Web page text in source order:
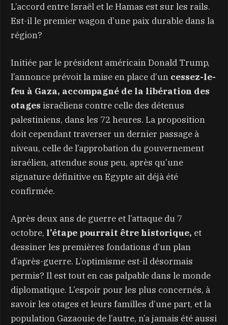
L’accord entre Israël et le Hamas est sur les rails.
Est-il le premier wagon d’une paix durable dans la
région?
Initiée par le président américain Donald Trump,
l’annonce prévoit la mise en place d’un cessez-le-
feu à Gaza, accompagné de la libération des
otages israéliens contre celle des détenus
palestiniens, dans les 72 heures. La proposition
doit cependant traverser un dernier passage à
niveau, celle de l’approbation du gouvernement
israélien, attendue sous peu, après qu’une
signature définitive en Egypte ait déjà été
confirmée.
Après deux ans de guerre et l’attaque du 7
octobre, l’étape pourrait être historique, et
dessiner les premières fondations d’un plan
d’après-guerre. L’optimisme est-il désormais
permis? Il est tout en cas palpable dans le monde
diplomatique. L’espoir pour les plus concernés, à
savoir les otages et leurs familles d’une part, et la
population Gazaouie de l’autre, n’a jamais été aussi